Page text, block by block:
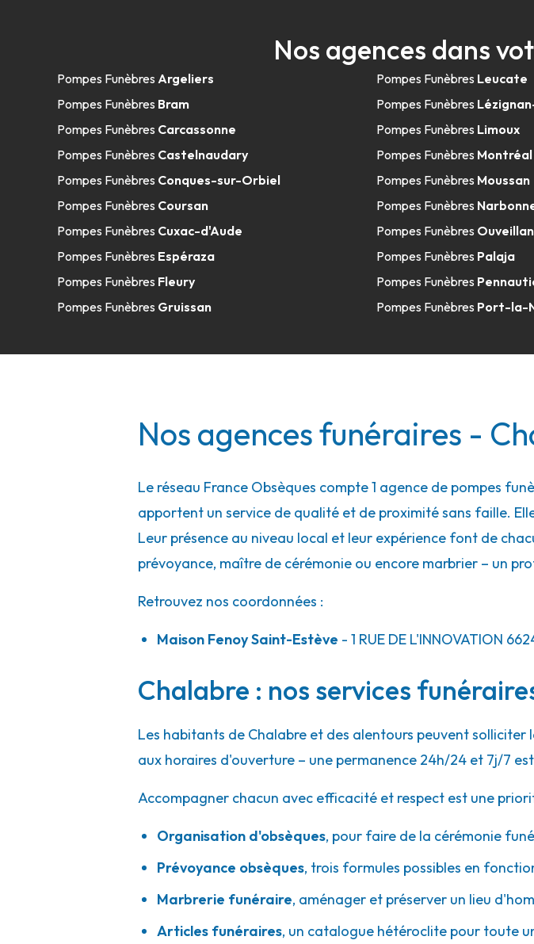
Nos agences dans
Pompes Funèbres Argeliers
Pompes Funèbres Bram
Pompes Funèbres Carcassonne
Pompes Funèbres Castelnaudary
Pompes Funèbres Conques-sur-Orbiel
Pompes Funèbres Coursan
Pompes Funèbres Cuxac-d'Aude
Pompes Funèbres Espéraza
Pompes Funèbres Fleury
Pompes Funèbres Gruissan
Pompes Funèbres Leucate
Pompes Funèbres
Pompes Funèbres Limoux
Pompes Funèbres Montréal
Pompes Funèbres Moussan
Pompes Funèbres
Pompes Funèbres Ouveillan
Pompes Funèbres Palaja
Pompes Funèbres
Pompes Funèbres Port-la-
Nos agences funéraires -
Le réseau France Obsèques compte 1 agence de pompes
apportent un service de qualité et de proximité sans faille.
Leur présence au niveau local et leur expérience font de
prévoyance, maître de cérémonie ou encore marbrier – un
Retrouvez nos coordonnées :
Maison Fenoy Saint-Estève - 1 RUE DE L'INNOVATION
Chalabre : nos services
Les habitants de Chalabre et des alentours peuvent solliciter
aux horaires d'ouverture – une permanence 24h/24 et 7j/7
Accompagner chacun avec efficacité et respect est une
Organisation d'obsèques, pour faire de la cérémonie
Prévoyance obsèques, trois formules possibles en
Marbrerie funéraire, aménager et préserver un lieu
Articles funéraires, un catalogue hétéroclite pour toute